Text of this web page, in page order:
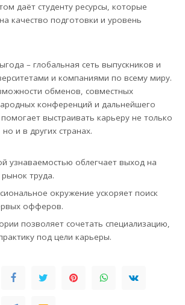
даёт студенту ресурсы, которые
качество подготовки и уровень
– глобальная сеть выпускников и
и компаниями по всему миру.
обменов, совместных
конференций и дальнейшего
выстраивать карьеру не только
и в других странах.
узнаваемостью облегчает выход на
труда.
окружение ускоряет поиск
офферов.
позволяет сочетать специализацию,
под цели карьеры.